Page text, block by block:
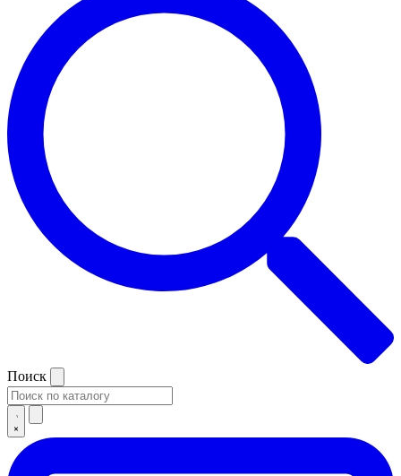
Поиск